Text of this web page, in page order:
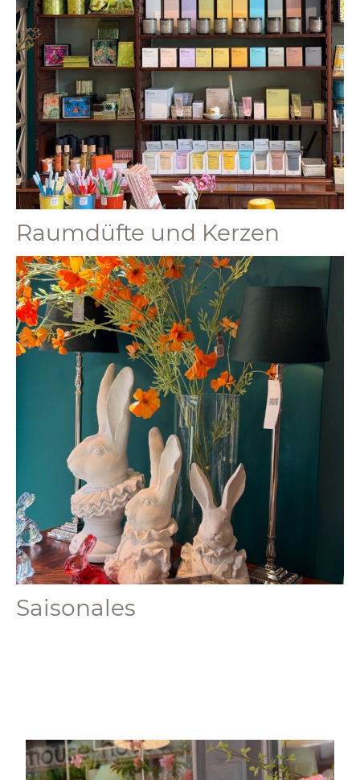
Raumdüfte und Kerzen
Saisonales